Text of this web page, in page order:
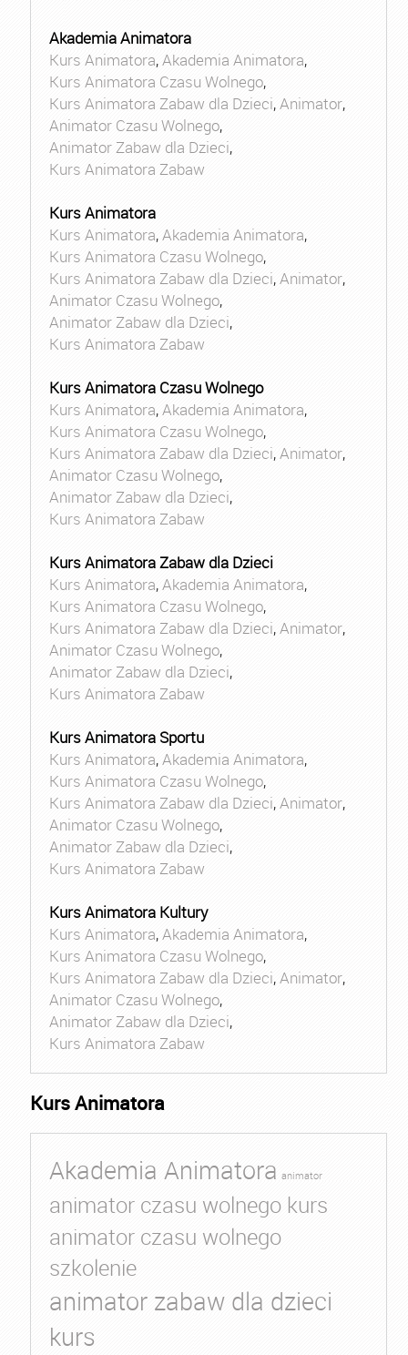
Akademia Animatora
Kurs Animatora,Akademia Animatora,
Kurs Animatora Czasu Wolnego,
Kurs Animatora Zabaw dla Dzieci,Animator,
Animator Czasu Wolnego,
Animator Zabaw dla Dzieci,
Kurs Animatora Zabaw
Kurs Animatora
Kurs Animatora,Akademia Animatora,
Kurs Animatora Czasu Wolnego,
Kurs Animatora Zabaw dla Dzieci,Animator,
Animator Czasu Wolnego,
Animator Zabaw dla Dzieci,
Kurs Animatora Zabaw
Kurs Animatora Czasu Wolnego
Kurs Animatora,Akademia Animatora,
Kurs Animatora Czasu Wolnego,
Kurs Animatora Zabaw dla Dzieci,Animator,
Animator Czasu Wolnego,
Animator Zabaw dla Dzieci,
Kurs Animatora Zabaw
Kurs Animatora Zabaw dla Dzieci
Kurs Animatora,Akademia Animatora,
Kurs Animatora Czasu Wolnego,
Kurs Animatora Zabaw dla Dzieci,Animator,
Animator Czasu Wolnego,
Animator Zabaw dla Dzieci,
Kurs Animatora Zabaw
Kurs Animatora Sportu
Kurs Animatora,Akademia Animatora,
Kurs Animatora Czasu Wolnego,
Kurs Animatora Zabaw dla Dzieci,Animator,
Animator Czasu Wolnego,
Animator Zabaw dla Dzieci,
Kurs Animatora Zabaw
Kurs Animatora Kultury
Kurs Animatora,Akademia Animatora,
Kurs Animatora Czasu Wolnego,
Kurs Animatora Zabaw dla Dzieci,Animator,
Animator Czasu Wolnego,
Animator Zabaw dla Dzieci,
Kurs Animatora Zabaw
Kurs Animatora
Akademia Animatora animator
animator czasu wolnego kurs
animator czasu wolnego
szkolenie
animator zabaw dla dzieci
kurs